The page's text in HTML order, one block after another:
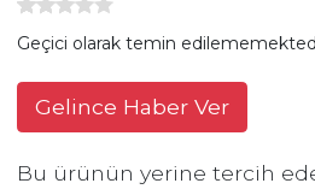
Geçici olarak temin
Gelince Haber Ver
Bu ürünün yerine tercih